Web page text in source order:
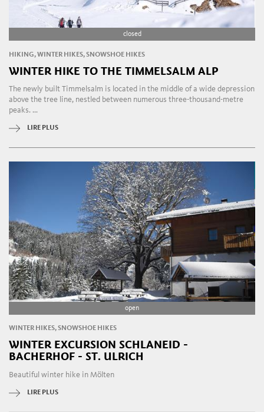
closed
HIKING, WINTER HIKES, SNOWSHOE HIKES
WINTER HIKE TO THE TIMMELSALM ALP
The newly built Timmelsalm is located in the middle of a wide depression
above the tree line, nestled between numerous three-thousand-metre
peaks. ...
LIRE PLUS
open
WINTER HIKES, SNOWSHOE HIKES
WINTER EXCURSION SCHLANEID -
BACHERHOF - ST. ULRICH
Beautiful winter hike in Mölten
LIRE PLUS